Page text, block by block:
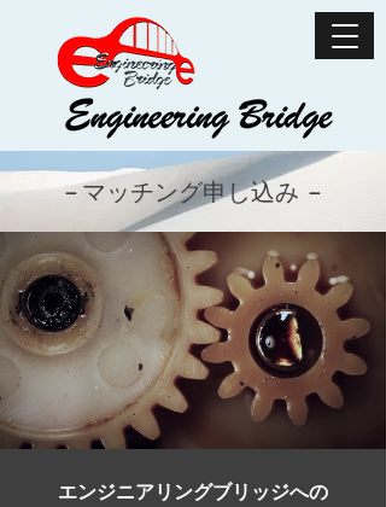
−マッチング申し込み −
エンジニアリングブリッジへの